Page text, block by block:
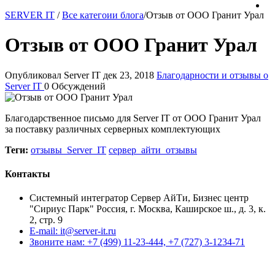
SERVER IT / Все категоии блога/Отзыв от ООО Гранит Урал
Отзыв от ООО Гранит Урал
Опубликовал Server IT дек 23, 2018 Благодарности и отзывы о
Server IT 0 Обсуждений
Благодарственное письмо для Server IT от ООО Гранит Урал
за поставку различных серверных комплектующих
Теги: отзывы_Server_IT сервер_айти_отзывы
Контакты
Системный интегратор Сервер АйТи, Бизнес центр
"Сириус Парк" Россия, г. Москва, Каширское ш., д. 3, к.
2, стр. 9
E-mail: it@server-it.ru
Звоните нам: +7 (499) 11-23-444, +7 (727) 3-1234-71